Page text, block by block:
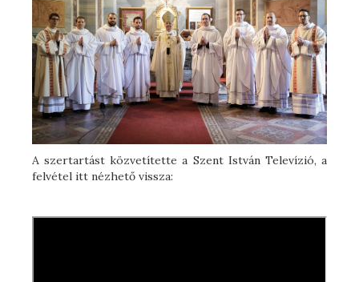
A szertartást közvetítette a Szent István Televízió, a
felvétel itt nézhető vissza: